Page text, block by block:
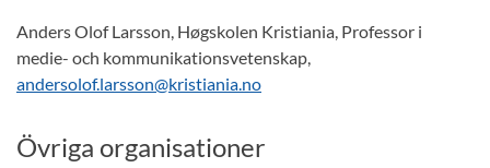
Anders Olof Larsson, Høgskolen Kristiania, Professor i
medie- och kommunikationsvetenskap,
andersolof.larsson@kristiania.no
Övriga organisationer